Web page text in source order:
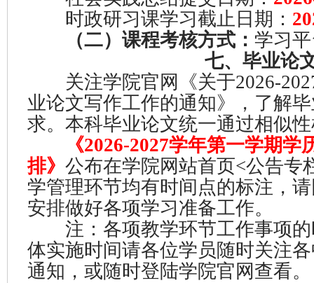
时政研习课学习截止日期：
（二）课程考核方式： 学习
七、毕业论
关注学院官网《关于2026-
业论文写作工作的通知》，了解
求。本科毕业论文统一通过相似
《2026-2027学年第一学期
排》 公布在学院网站首页<公告专
学管理环节均有时间点的标注，
安排做好各项学习准备工作。
注：各项教学环节工作事项的
体实施时间请各位学员随时关注
通知，或随时登陆学院官网查看。